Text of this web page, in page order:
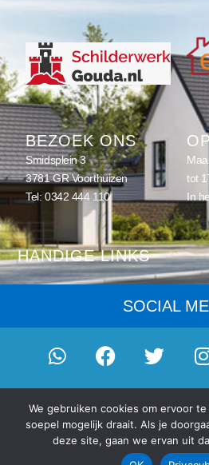
BEZOEK ONS
Smidsplein 3
3781 GR Voorthuizen
Tel:0342 444 110
tot
In
HANDIGE LINKS
Schilderwerk
Onderhoud
Schilderabonnement
Schilderprijzen
SOCIAL
© 2026Schilderwerk Gouda-
Schilderplan, vereniging van schilders
Gemaakt doorD-
Alle aangegeven prijzen voor een
We gebruiken cookies om ervoor
soepel mogelijk draait. Als je
deze site, gaan we ervan uit